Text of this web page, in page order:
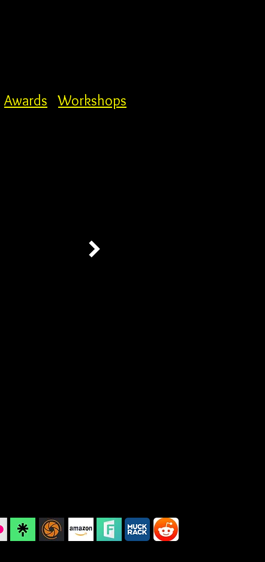
Awards
Workshops